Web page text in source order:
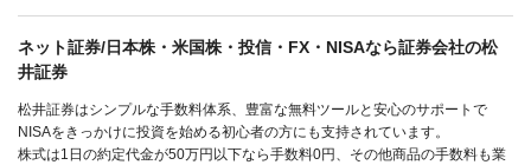
ネット証券/日本株・米国株・投信・FX・NISAなら証券会社の松
井証券
松井証券はシンプルな手数料体系、豊富な無料ツールと安心のサポートで
NISAをきっかけに投資を始める初心者の方にも支持されています。
株式は1日の約定代金が50万円以下なら手数料0円、その他商品の手数料も業